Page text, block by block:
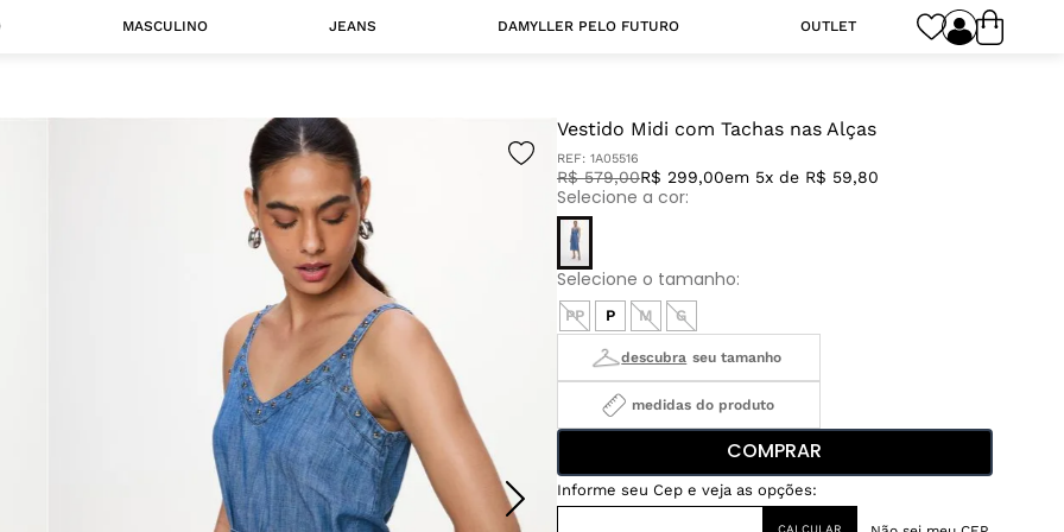
MASCULINO JEANS DAMYLLER PELO FUTURO OUTLET
Vestido Midi com Tachas nas Alças
REF: 1A05516
R$ 579,00R$ 299,00em 5x de R$ 59,80
PP P M G
medidas do produto
COMPRAR